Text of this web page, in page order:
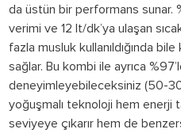
da üstün bir performans sunar.
verimi ve 12 lt/dk’ya ulaşan
fazla musluk kullanıldığında
sağlar. Bu kombi ile ayrıca
deneyimleyebileceksiniz (50-
yoğuşmalı teknoloji hem enerji
seviyeye çıkarır hem de